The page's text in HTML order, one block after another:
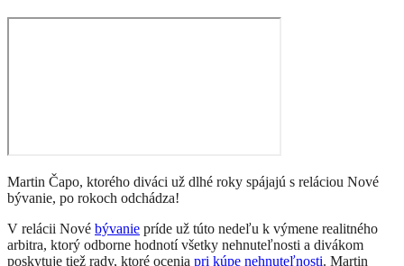
Martin Čapo, ktorého diváci už dlhé roky spájajú s reláciou Nové
bývanie, po rokoch odchádza!
V relácii Nové bývanie príde už túto nedeľu k výmene realitného
arbitra, ktorý odborne hodnotí všetky nehnuteľnosti a divákom
poskytuje tiež rady, ktoré ocenia pri kúpe nehnuteľnosti. Martin